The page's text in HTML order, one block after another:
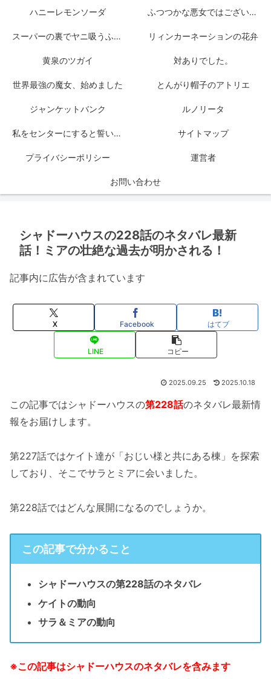
ハニーレモンソーダ ふつつかな悪女ではございますが
スーパーの裏でヤニ吸うふたり リィンカーネーションの花弁
黄泉のツガイ 対ありでした。
世界最強の魔女、始めました とんがり帽子のアトリエ
ジャンケットバンク ルノリータ
私をセンターにすると誓いますか？ サイトマップ
プライバシーポリシー 運営者
お問い合わせ
シャドーハウスの228話のネタバレ最新
話！ミアの壮絶な過去が明かされる！
記事内に広告が含まれています
X Facebook はてブ
LINE コピー
2025.09.25 2025.10.18
この記事ではシャドーハウスの第228話のネタバレ最新情
報をお届けします。
第227話ではケイト達が「おじい様と共にある棟」を探索
しており、そこでサラとミアに会いました。
第228話ではどんな展開になるのでしょうか。
この記事で分かること
シャドーハウスの第228話のネタバレ
ケイトの動向
サラ＆ミアの動向
※この記事はシャドーハウスのネタバレを含みます